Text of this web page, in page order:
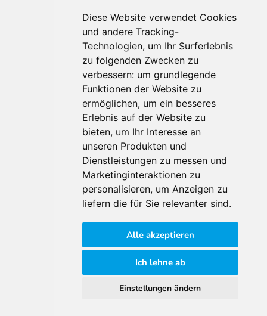
Diese Website verwendet Cookies
und andere Tracking-
Technologien, um Ihr Surferlebnis
zu folgenden Zwecken zu
verbessern: um grundlegende
Funktionen der Website zu
ermöglichen, um ein besseres
Erlebnis auf der Website zu
bieten, um Ihr Interesse an
unseren Produkten und
Dienstleistungen zu messen und
Marketinginteraktionen zu
personalisieren, um Anzeigen zu
liefern die für Sie relevanter sind.
Alle akzeptieren
Ich lehne ab
Einstellungen ändern
Für Makler:innen
Über Uns
Vorteile
Kontakt
Software Partner
Teilnahme
FAQ
Für Makler:innen
Impressum
AGB
Datenschutzklärung
Cookie Richtlinie